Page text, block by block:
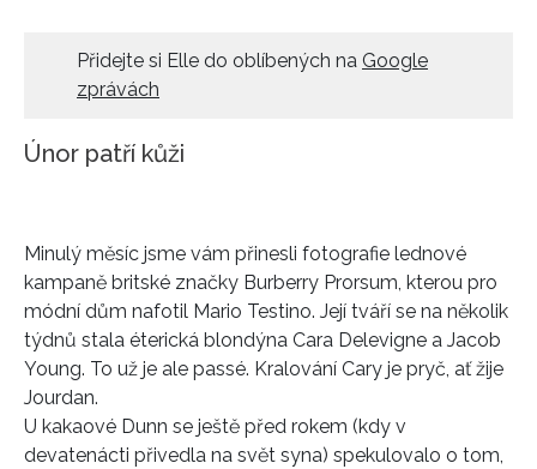
Přidejte si Elle do oblíbených na Google
zprávách
Únor patří kůži
Minulý měsíc jsme vám přinesli fotografie lednové
kampaně britské značky Burberry Prorsum, kterou pro
módní dům nafotil Mario Testino. Její tváří se na několik
týdnů stala éterická blondýna Cara Delevigne a Jacob
Young. To už je ale passé. Kralování Cary je pryč, ať žije
Jourdan.
U kakaové Dunn se ještě před rokem (kdy v
devatenácti přivedla na svět syna) spekulovalo o tom,